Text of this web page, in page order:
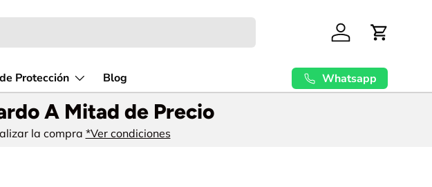
CuentaCarrito
Protección Blog Whatsapp
A Mitad de Precio
la compra *Ver condiciones